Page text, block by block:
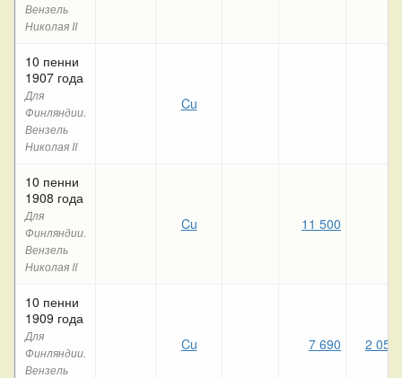
Вензель
Николая II
10 пенни
1907 года
Для
Финляндии.
Вензель
Николая II
Cu
10 пенни
1908 года
Для
Финляндии.
Вензель
Николая II
Cu 11 500
10 пенни
1909 года
Для
Финляндии.
Вензель
Cu 7 690 2 050